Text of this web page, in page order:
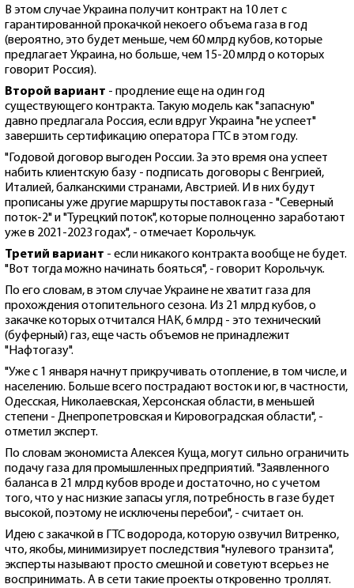
В этом случае Украина получит контракт на 10 лет с
гарантированной прокачкой некоего объема газа в год
(вероятно, это будет меньше, чем 60 млрд кубов, которые
предлагает Украина, но больше, чем 15-20 млрд о которых
говорит Россия).
Второй вариант - продление еще на один год
существующего контракта. Такую модель как "запасную"
давно предлагала Россия, если вдруг Украина "не успеет"
завершить сертификацию оператора ГТС в этом году.
"Годовой договор выгоден России. За это время она успеет
набить клиентскую базу - подписать договоры с Венгрией,
Италией, балканскими странами, Австрией. И в них будут
прописаны уже другие маршруты поставок газа - "Северный
поток-2" и "Турецкий поток", которые полноценно заработают
уже в 2021-2023 годах", - отмечает Корольчук.
Третий вариант - если никакого контракта вообще не будет.
"Вот тогда можно начинать бояться", - говорит Корольчук.
По его словам, в этом случае Украине не хватит газа для
прохождения отопительного сезона. Из 21 млрд кубов, о
закачке которых отчитался НАК, 6 млрд - это технический
(буферный) газ, еще часть объемов не принадлежит
"Нафтогазу".
"Уже с 1 января начнут прикручивать отопление, в том числе, и
населению. Больше всего пострадают восток и юг, в частности,
Одесская, Николаевская, Херсонская области, в меньшей
степени - Днепропетровская и Кировоградская области", -
отметил эксперт.
По словам экономиста Алексея Куща, могут сильно ограничить
подачу газа для промышленных предприятий. "Заявленного
баланса в 21 млрд кубов вроде и достаточно, но с учетом
того, что у нас низкие запасы угля, потребность в газе будет
высокой, поэтому не исключены перебои", - считает он.
Идею с закачкой в ГТС водорода, которую озвучил Витренко,
что, якобы, минимизирует последствия "нулевого транзита",
эксперты называют просто смешной и советуют всерьез не
воспринимать. А в сети такие проекты откровенно троллят.